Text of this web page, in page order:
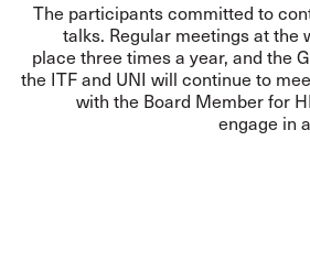
The participants committed to
talks. Regular meetings at the
place three times a year, and the
the ITF and UNI will continue to
with the Board Member for
engage in